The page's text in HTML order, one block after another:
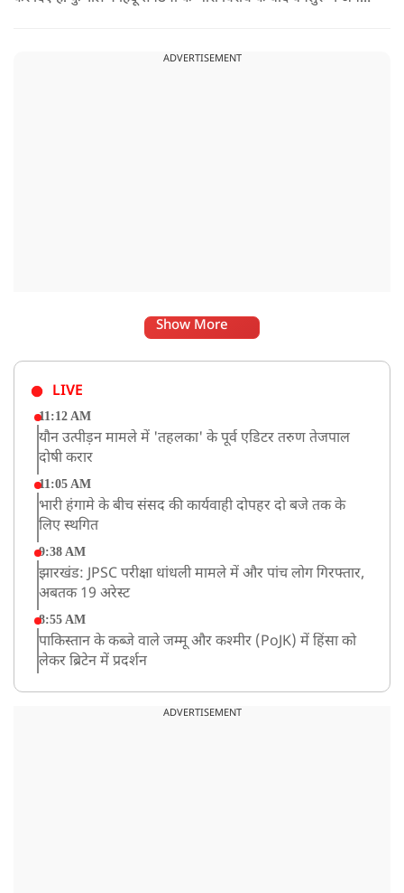
ADVERTISEMENT
Show More
LIVE
11:12 AM
यौन उत्पीड़न मामले में 'तहलका' के पूर्व एडिटर तरुण तेजपाल
दोषी करार
11:05 AM
भारी हंगामे के बीच संसद की कार्यवाही दोपहर दो बजे तक के
लिए स्थगित
9:38 AM
झारखंड: JPSC परीक्षा धांधली मामले में और पांच लोग गिरफ्तार,
अबतक 19 अरेस्ट
8:55 AM
पाकिस्तान के कब्जे वाले जम्मू और कश्मीर (PoJK) में हिंसा को
लेकर ब्रिटेन में प्रदर्शन
बसपा के इकलौते विधायक उमाशंकर सिंह का देर रात निधन,
ADVERTISEMENT